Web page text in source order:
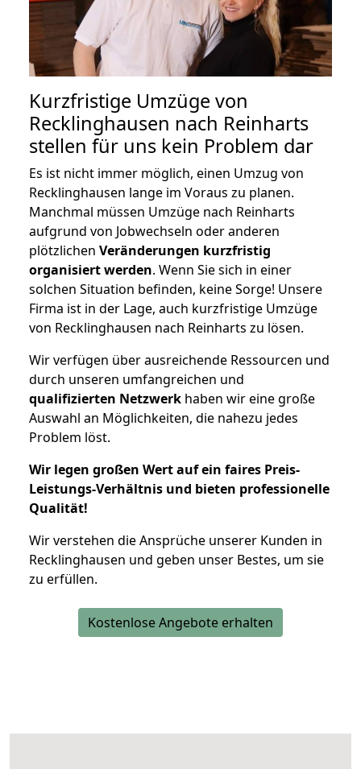
Kurzfristige Umzüge von
Recklinghausen nach Reinharts
stellen für uns kein Problem dar
Es ist nicht immer möglich, einen Umzug von
Recklinghausen lange im Voraus zu planen.
Manchmal müssen Umzüge nach Reinharts
aufgrund von Jobwechseln oder anderen
plötzlichen Veränderungen kurzfristig
organisiert werden. Wenn Sie sich in einer
solchen Situation befinden, keine Sorge! Unsere
Firma ist in der Lage, auch kurzfristige Umzüge
von Recklinghausen nach Reinharts zu lösen.
Wir verfügen über ausreichende Ressourcen und
durch unseren umfangreichen und
qualifizierten Netzwerk haben wir eine große
Auswahl an Möglichkeiten, die nahezu jedes
Problem löst.
Wir legen großen Wert auf ein faires Preis-
Leistungs-Verhältnis und bieten professionelle
Qualität!
Wir verstehen die Ansprüche unserer Kunden in
Recklinghausen und geben unser Bestes, um sie
zu erfüllen.
Kostenlose Angebote erhalten